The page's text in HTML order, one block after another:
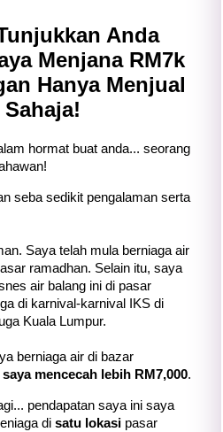
Anda
Menjana RM7k
Hanya Menjual
hormat buat anda... seorang
seba sedikit pengalaman serta
Saya telah mula berniaga air
ramadhan. Selain itu, saya
air balang ini di pasar
di karnival-karnival IKS di
Kuala Lumpur.
berniaga air di bazar
mencecah lebih RM7,000.
pendapatan saya ini saya
di satu lokasi pasar